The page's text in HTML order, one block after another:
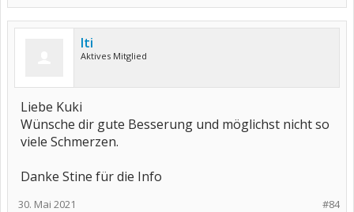
Iti
Aktives Mitglied
Liebe Kuki
Wünsche dir gute Besserung und möglichst nicht so
viele Schmerzen.
Danke Stine für die Info
#84
30. Mai 2021